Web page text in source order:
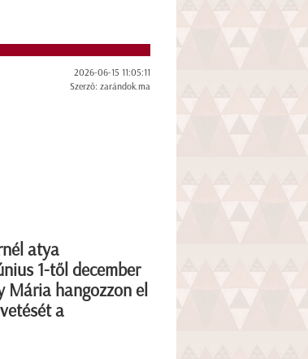
2026-06-15 11:05:11
Szerző: zarándok.ma
atya
1-től december
Mária hangozzon el
a